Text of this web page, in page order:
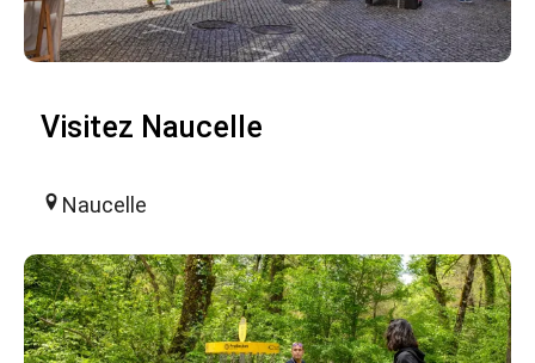
Visitez Naucelle
Naucelle